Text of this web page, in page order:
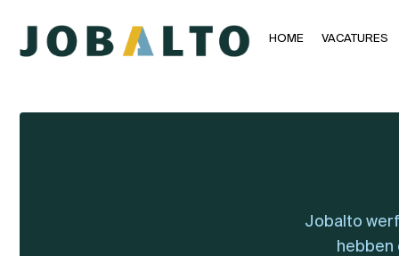
HOME VACATURES
Jobalto
hebben